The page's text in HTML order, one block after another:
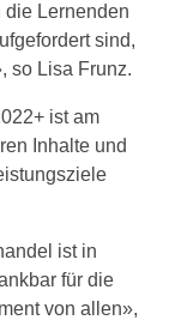
die Lernenden
sind,
so Lisa Frunz.
ist am
Inhalte und
ist in
für die
von allen»,